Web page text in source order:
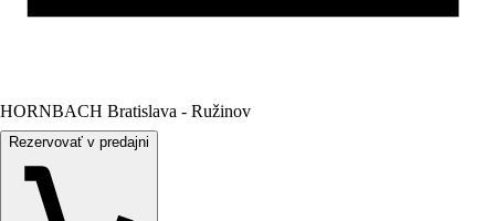
HORNBACH Bratislava - Ružinov
Rezervovať v predajni